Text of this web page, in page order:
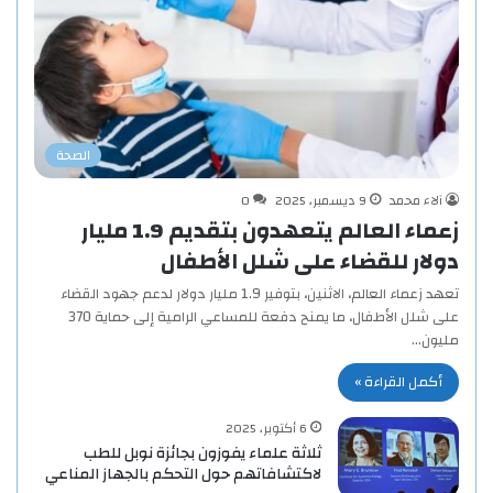
الصحة
آلاء محمد
9 ديسمبر، 2025 0
زعماء العالم يتعهدون بتقديم 1.9 مليار
دولار للقضاء على شلل الأطفال
تعهد زعماء العالم، الاثنين، بتوفير 1.9 مليار دولار لدعم جهود القضاء
على شلل الأطفال، ما يمنح دفعة للمساعي الرامية إلى حماية 370
مليون…
أكمل القراءة »
6 أكتوبر، 2025
ثلاثة علماء يفوزون بجائزة نوبل للطب
لاكتشافاتهم حول التحكم بالجهاز المناعي